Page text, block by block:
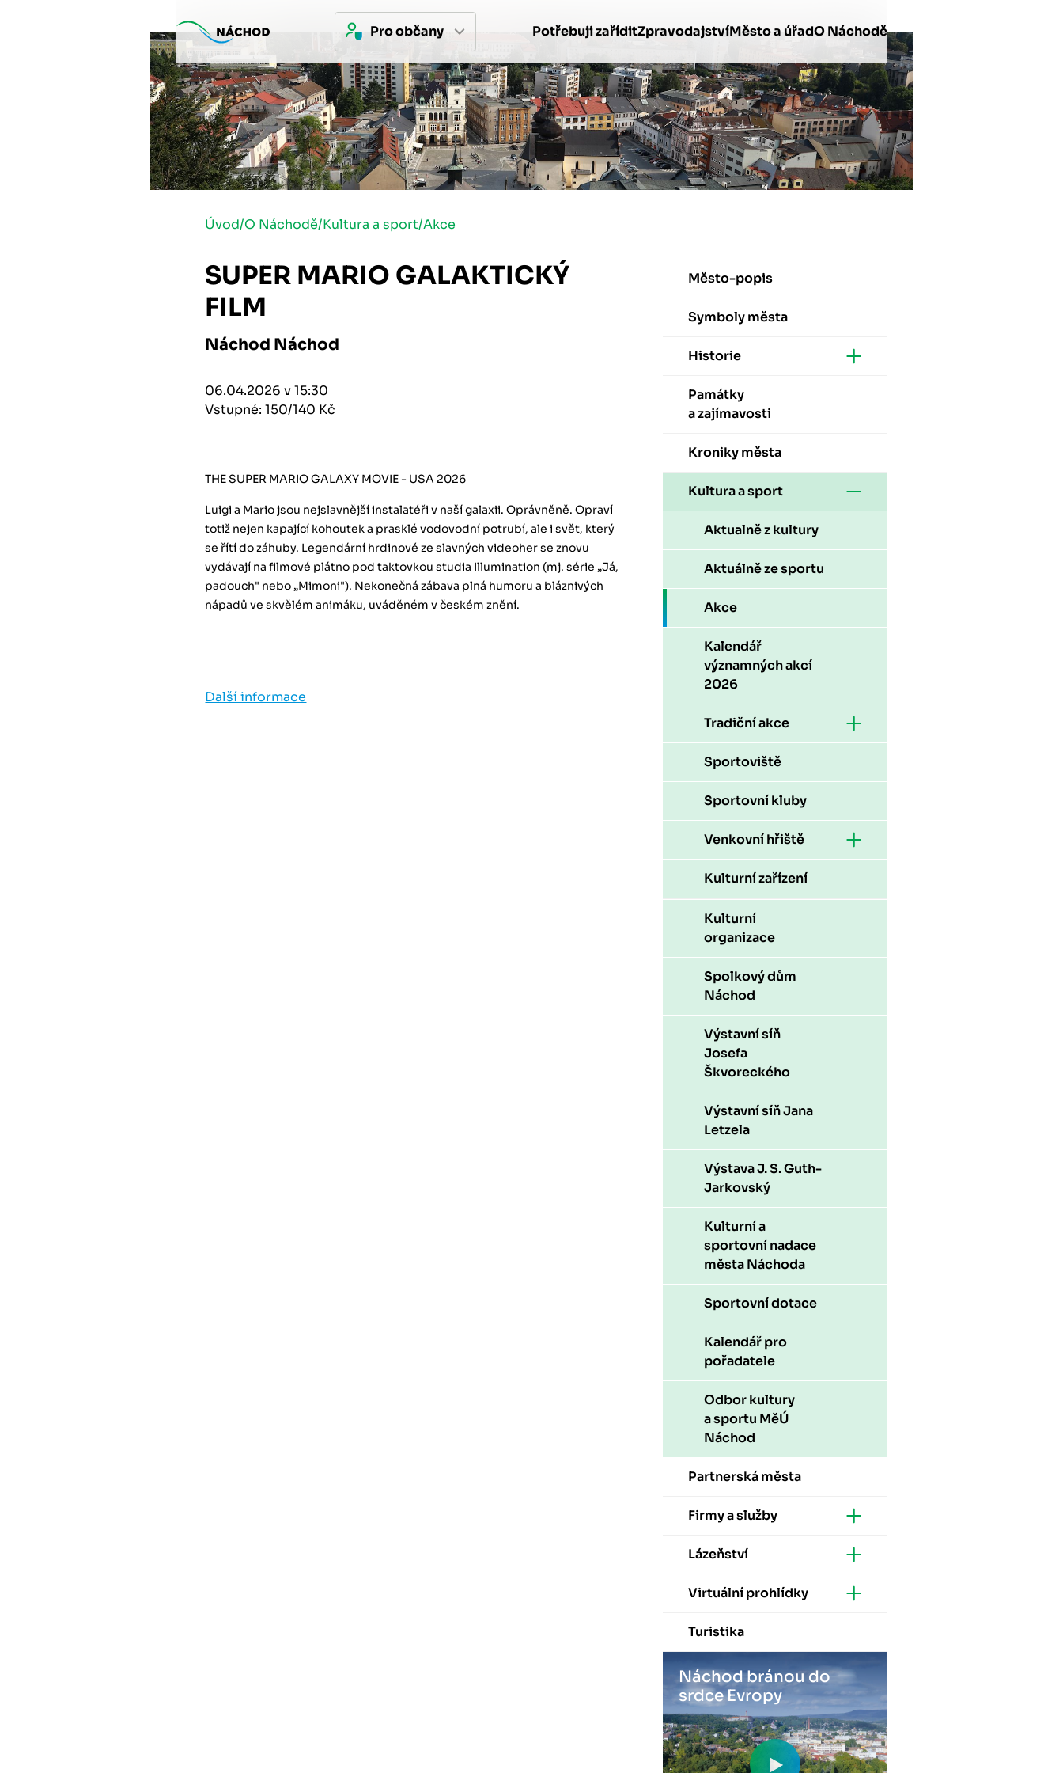
Pro občany Potřebuji zaříditZpravodajstvíMěsto a úřadO Náchodě
Úvod/O Náchodě/Kultura a sport/Akce
SUPER MARIO GALAKTICKÝ
FILM
Náchod Náchod
06.04.2026 v 15:30
Vstupné: 150/140 Kč
THE SUPER MARIO GALAXY MOVIE - USA 2026
Luigi a Mario jsou nejslavnější instalatéři v naší galaxii. Oprávněně. Opraví
totiž nejen kapající kohoutek a prasklé vodovodní potrubí, ale i svět, který
se řítí do záhuby. Legendární hrdinové ze slavných videoher se znovu
vydávají na filmové plátno pod taktovkou studia Illumination (mj. série „Já,
padouch" nebo „Mimoni"). Nekonečná zábava plná humoru a bláznivých
nápadů ve skvělém animáku, uváděném v českém znění.
Další informace
Město-popis
Symboly města
Historie
Památky
a zajímavosti
Kroniky města
Kultura a sport
Aktualně z kultury
Aktuálně ze sportu
Akce
Kalendář
významných akcí
2026
Tradiční akce
Sportoviště
Sportovní kluby
Venkovní hřiště
Kulturní zařízení
Kulturní
organizace
Spolkový dům
Náchod
Výstavní síň
Josefa
Škvoreckého
Výstavní síň Jana
Letzela
Výstava J. S. Guth-
Jarkovský
Kulturní a
sportovní nadace
města Náchoda
Sportovní dotace
Kalendář pro
pořadatele
Odbor kultury
a sportu MěÚ
Náchod
Partnerská města
Firmy a služby
Lázeňství
Virtuální prohlídky
Turistika
Náchod bránou do
srdce Evropy